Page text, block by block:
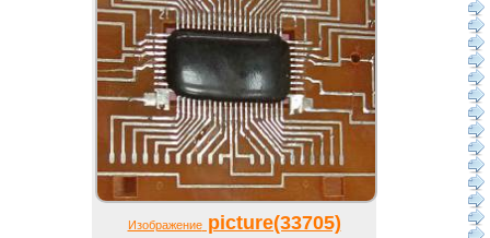
Изображениеpicture(33705)